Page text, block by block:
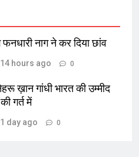
फनधारी नाग ने कर दिया छांव
14 hours ago 0
ख़ान गांधी भारत की उम्मीद
गर्त में
1 day ago 0